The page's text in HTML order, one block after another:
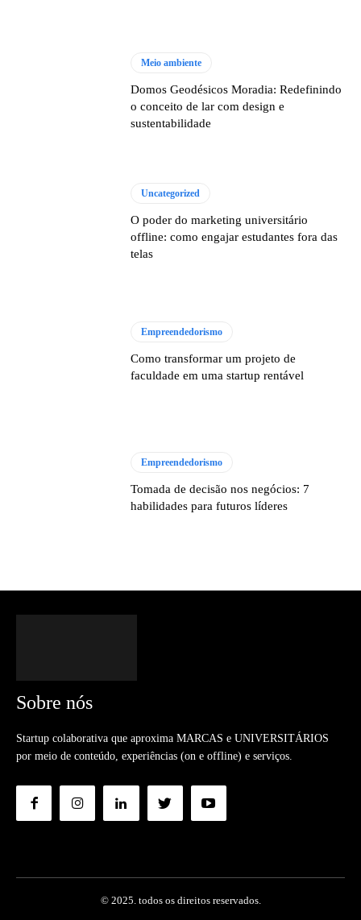
Meio ambiente
Domos Geodésicos Moradia: Redefinindo
o conceito de lar com design e
sustentabilidade
Uncategorized
O poder do marketing universitário
offline: como engajar estudantes fora das
telas
Empreendedorismo
Como transformar um projeto de
faculdade em uma startup rentável
Empreendedorismo
Tomada de decisão nos negócios: 7
habilidades para futuros líderes
Sobre nós
Startup colaborativa que aproxima MARCAS e UNIVERSITÁRIOS
por meio de conteúdo, experiências (on e offline) e serviços.
© 2025. todos os direitos reservados.